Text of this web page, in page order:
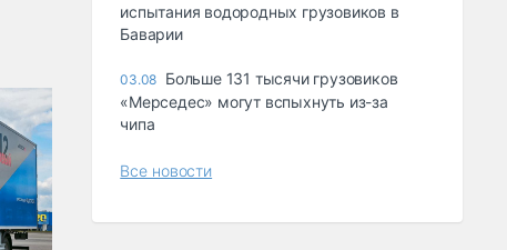
испытания водородных грузовиков в
Баварии
03.08 Больше 131 тысячи грузовиков
«Мерседес» могут вспыхнуть из-за
чипа
Все новости